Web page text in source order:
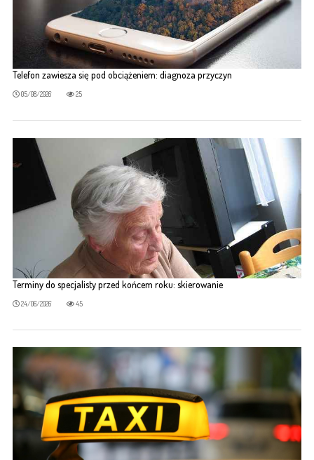
Telefon zawiesza się pod obciążeniem: diagnoza przyczyn
05/08/2026 25
Terminy do specjalisty przed końcem roku: skierowanie
24/06/2026 45